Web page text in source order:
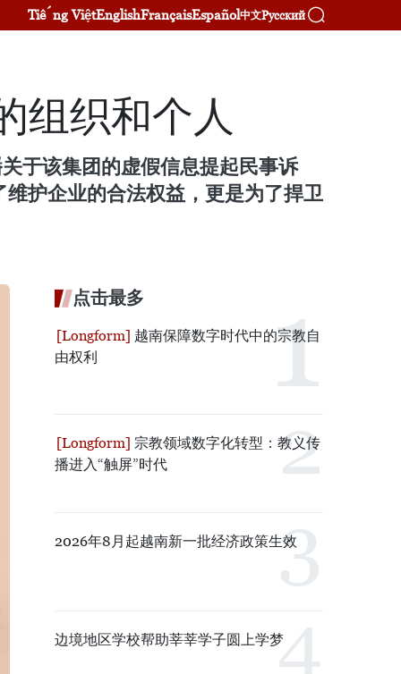
Tiếng ViệtEnglishFrançaisEspañol中文Русский
组织和个人
于该集团的虚假信息提起民事诉
护企业的合法权益，更是为了捍卫
点击最多
越南保障数字时代中的宗教自
由权利
宗教领域数字化转型：教义传
播进入“触屏”时代
2026年8月起越南新一批经济政策生效
边境地区学校帮助莘莘学子圆上学梦